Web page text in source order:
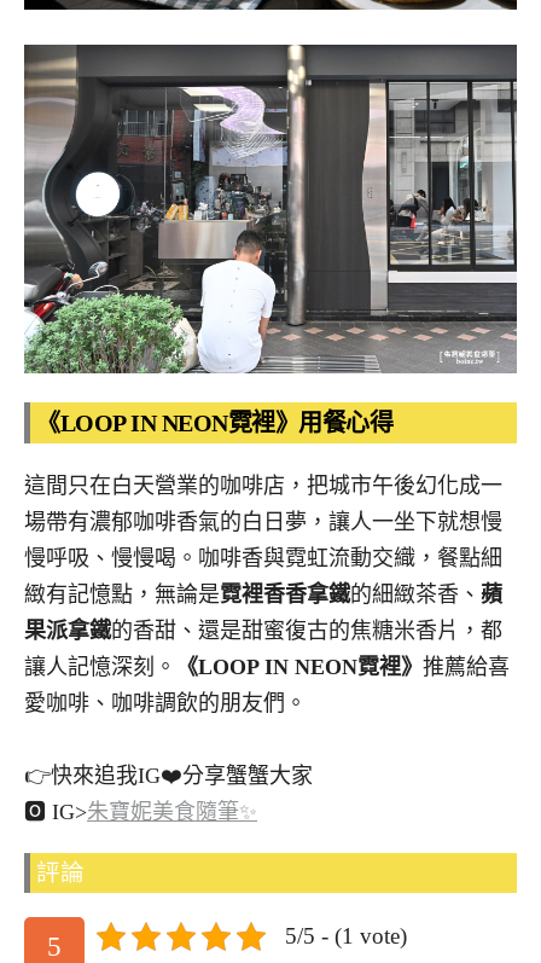
《LOOP IN NEON霓裡》用餐心得
這間只在白天營業的咖啡店，把城市午後幻化成一
場帶有濃郁咖啡香氣的白日夢，讓人一坐下就想慢
慢呼吸、慢慢喝。咖啡香與霓虹流動交織，餐點細
緻有記憶點，無論是霓裡香香拿鐵的細緻茶香、 蘋
果派拿鐵的香甜、還是甜蜜復古的焦糖米香片，都
讓人記憶深刻。
《LOOP IN NEON霓裡》 推薦給喜
愛咖啡、咖啡調飲的朋友們。
👉快來追我IG❤️分享蟹蟹大家
🅾 IG>朱寶妮美食隨筆✨
評論
5 5/5 - (1 vote)